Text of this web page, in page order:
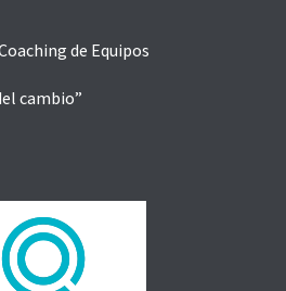
de Equipos
cambio”